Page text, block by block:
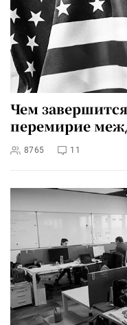
Чем
перемирие
8765 11